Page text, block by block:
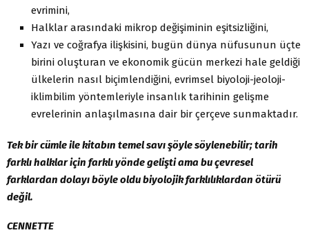
evrimini,
Halklar arasındaki mikrop değişiminin eşitsizliğini,
Yazı ve coğrafya ilişkisini, bugün dünya nüfusunun üçte
birini oluşturan ve ekonomik gücün merkezi hale geldiği
ülkelerin nasıl biçimlendiğini, evrimsel biyoloji-jeoloji-
iklimbilim yöntemleriyle insanlık tarihinin gelişme
evrelerinin anlaşılmasına dair bir çerçeve sunmaktadır.
Tek bir cümle ile kitabın temel savı şöyle söylenebilir; tarih
farklı halklar için farklı yönde gelişti ama bu çevresel
farklardan dolayı böyle oldu biyolojik farklılıklardan ötürü
değil.
CENNETTE